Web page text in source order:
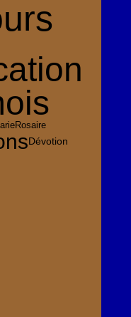
Rosaire
Dévotion